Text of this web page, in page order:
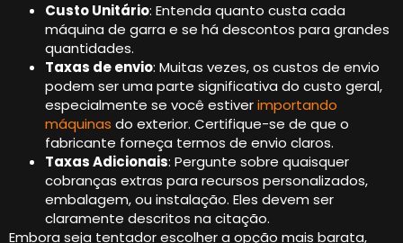
Custo Unitário: Entenda quanto custa cada
máquina de garra e se há descontos para grandes
quantidades.
Taxas de envio: Muitas vezes, os custos de envio
podem ser uma parte significativa do custo geral,
especialmente se você estiverimportando
máquinas do exterior. Certifique-se de que o
fabricante forneça termos de envio claros.
Taxas Adicionais: Pergunte sobre quaisquer
cobranças extras para recursos personalizados,
embalagem, ou instalação. Eles devem ser
claramente descritos na citação.
Embora seja tentador escolher a opção mais barata,